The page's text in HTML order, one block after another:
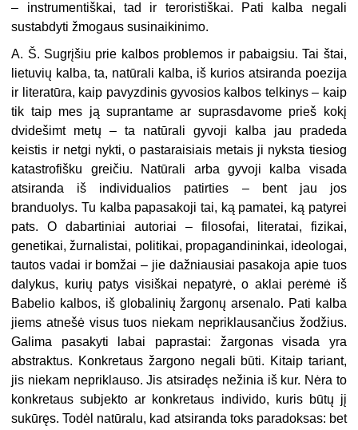
– instrumentiškai, tad ir teroristiškai. Pati kalba negali
sustabdyti žmogaus susinaikinimo.
A. Š. Sugrįšiu prie kalbos problemos ir pabaigsiu. Tai štai,
lietuvių kalba, ta, natūrali kalba, iš kurios atsiranda poezija
ir literatūra, kaip pavyzdinis gyvosios kalbos telkinys – kaip
tik taip mes ją suprantame ar suprasdavome prieš kokį
dvidešimt metų – ta natūrali gyvoji kalba jau pradeda
keistis ir netgi nykti, o pastaraisiais metais ji nyksta tiesiog
katastrofišku greičiu. Natūrali arba gyvoji kalba visada
atsiranda iš individualios patirties – bent jau jos
branduolys. Tu kalba papasakoji tai, ką pamatei, ką patyrei
pats. O dabartiniai autoriai – filosofai, literatai, fizikai,
genetikai, žurnalistai, politikai, propagandininkai, ideologai,
tautos vadai ir bomžai – jie dažniausiai pasakoja apie tuos
dalykus, kurių patys visiškai nepatyrė, o aklai perėmė iš
Babelio kalbos, iš globalinių žargonų arsenalo. Pati kalba
jiems atnešė visus tuos niekam nepriklausančius žodžius.
Galima pasakyti labai paprastai: žargonas visada yra
abstraktus. Konkretaus žargono negali būti. Kitaip tariant,
jis niekam nepriklauso. Jis atsiradęs nežinia iš kur. Nėra to
konkretaus subjekto ar konkretaus individo, kuris būtų jį
sukūręs. Todėl natūralu, kad atsiranda toks paradoksas: bet